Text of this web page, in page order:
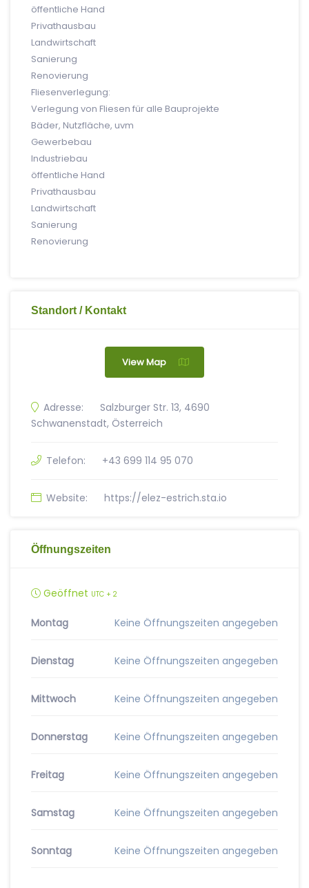
öffentliche Hand
Privathausbau
Landwirtschaft
Sanierung
Renovierung
Fliesenverlegung:
Verlegung von Fliesen für alle Bauprojekte
Bäder, Nutzfläche, uvm
Gewerbebau
Industriebau
öffentliche Hand
Privathausbau
Landwirtschaft
Sanierung
Renovierung
Standort / Kontakt
View Map
Adresse:
Salzburger Str. 13, 4690
Schwanenstadt, Österreich
Telefon: +43 699 114 95 070
Website: https://elez-estrich.sta.io
Öffnungszeiten
Geöffnet UTC + 2
Montag Keine Öffnungszeiten angegeben
Dienstag Keine Öffnungszeiten angegeben
Mittwoch Keine Öffnungszeiten angegeben
Donnerstag Keine Öffnungszeiten angegeben
Freitag Keine Öffnungszeiten angegeben
Samstag Keine Öffnungszeiten angegeben
Sonntag Keine Öffnungszeiten angegeben